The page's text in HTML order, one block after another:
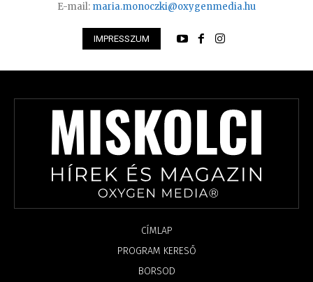
E-mail: maria.monoczki@oxygenmedia.hu
IMPRESSZUM
CÍMLAP
PROGRAM KERESŐ
BORSOD